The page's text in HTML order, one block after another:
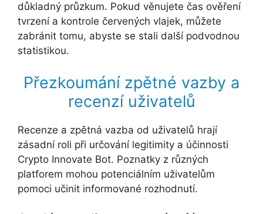
důkladný průzkum. Pokud věnujete čas ověření
tvrzení a kontrole červených vlajek, můžete
zabránit tomu, abyste se stali další podvodnou
statistikou.
Přezkoumání zpětné vazby a
recenzí uživatelů
Recenze a zpětná vazba od uživatelů hrají
zásadní roli při určování legitimity a účinnosti
Crypto Innovate Bot. Poznatky z různých
platforem mohou potenciálním uživatelům
pomoci učinit informované rozhodnutí.